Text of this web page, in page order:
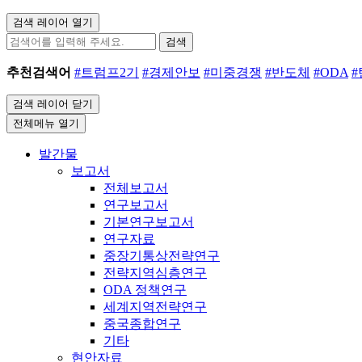
검색 레이어 열기
검색
추천검색어 #트럼프2기 #경제안보 #미중경쟁 #반도체 #ODA #
검색 레이어 닫기
전체메뉴 열기
발간물
보고서
전체보고서
연구보고서
기본연구보고서
연구자료
중장기통상전략연구
전략지역심층연구
ODA 정책연구
세계지역전략연구
중국종합연구
기타
현안자료